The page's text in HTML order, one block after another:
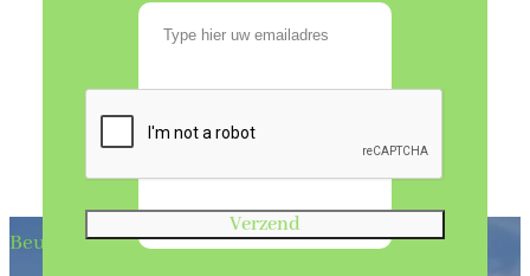
Verzend
Beukenhaagkwekerij